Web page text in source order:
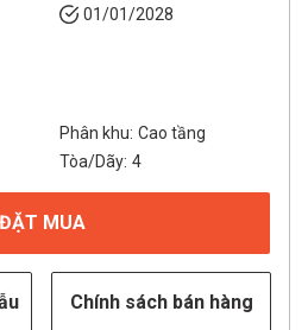
01/01/2028
Phân khu: Cao tầng
Tòa/Dãy: 4
ĐẶT MUA
Chính sách bán hàng